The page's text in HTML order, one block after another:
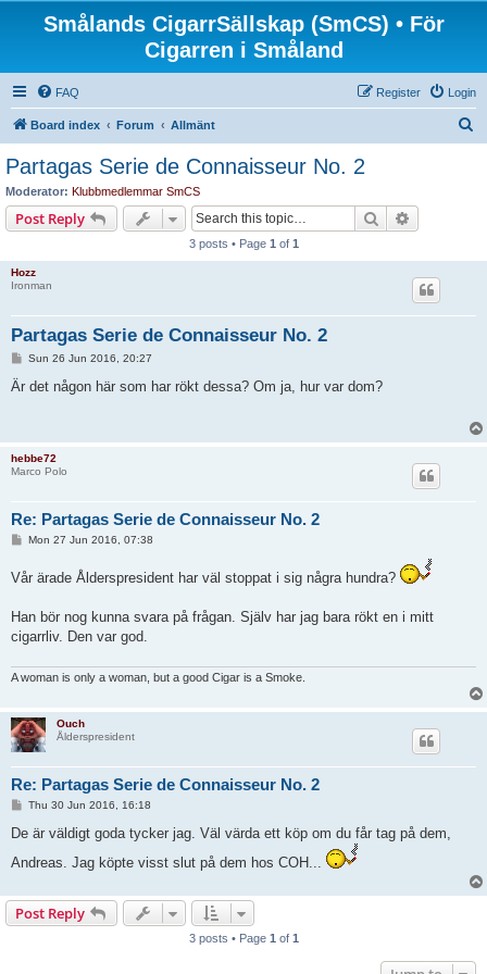
Smålands CigarrSällskap (SmCS) • För
Cigarren i Småland
FAQ Login
Register
Board index Forum Allmänt
Partagas Serie de Connaisseur No. 2
Moderator: Klubbmedlemmar SmCS
Post Reply Search
3 posts • Page 1 of 1
Hozz
Ironman
Partagas Serie de Connaisseur No. 2
P
s
Sun 26 Jun 2016, 20:27
Är det någon här som har rökt dessa? Om ja, hur var dom?
hebbe72
Marco Polo
Re: Partagas Serie de Connaisseur No. 2
P
t
Mon 27 Jun 2016, 07:38
Vår ärade Ålderspresident har väl stoppat i sig några hundra?
Han bör nog kunna svara på frågan. Själv har jag bara rökt en i mitt
cigarrliv. Den var god.
A woman is only a woman, but a good Cigar is a Smoke.
Ouch
Ålderspresident
Re: Partagas Serie de Connaisseur No. 2
P
s
Thu 30 Jun 2016, 16:18
De är väldigt goda tycker jag. Väl värda ett köp om du får tag på dem,
Andreas. Jag köpte visst slut på dem hos COH...
Post Reply
3 posts • Page 1 of 1